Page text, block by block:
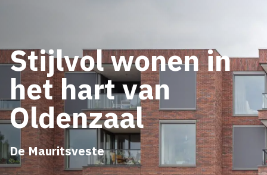
Stijlvol wonen in
het hart van
Oldenzaal
De Mauritsveste